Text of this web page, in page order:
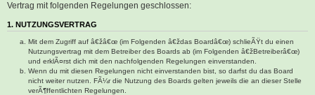
Vertrag mit folgenden Regelungen geschlossen:
1. NUTZUNGSVERTRAG
Mit dem Zugriff auf â€žâ€œ (im Folgenden â€ždas Boardâ€œ) schlieÃŸt du einen
Nutzungsvertrag mit dem Betreiber des Boards ab (im Folgenden â€žBetreiberâ€œ)
und erklÃ¤rst dich mit den nachfolgenden Regelungen einverstanden.
Wenn du mit diesen Regelungen nicht einverstanden bist, so darfst du das Board
nicht weiter nutzen. FÃ¼r die Nutzung des Boards gelten jeweils die an dieser Stelle
verÃ¶ffentlichten Regelungen.